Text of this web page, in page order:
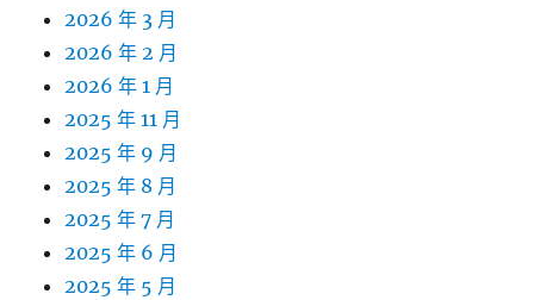
2026 年 3 月
2026 年 2 月
2026 年 1 月
2025 年 11 月
2025 年 9 月
2025 年 8 月
2025 年 7 月
2025 年 6 月
2025 年 5 月